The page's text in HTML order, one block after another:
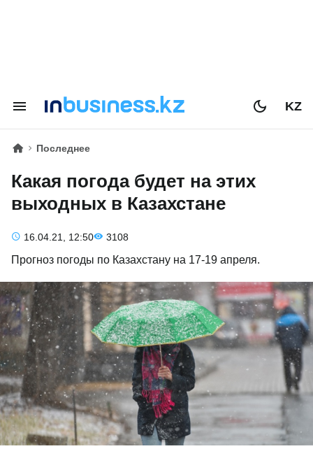
KZ
Последнее
Какая погода будет на этих
выходных в Казахстане
16.04.21, 12:50 3108
Прогноз погоды по Казахстану на 17-19 апреля.